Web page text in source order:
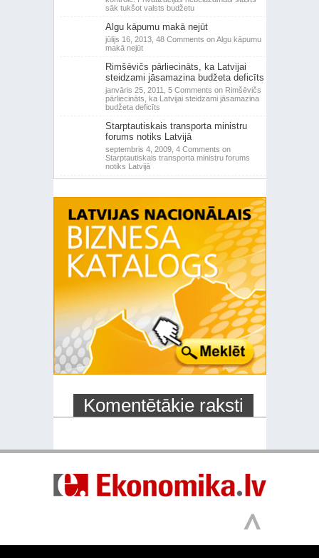
sāk tukšot valsts budžetu
Algu kāpumu makā nejūt
jūlijs 16, 2013, 48 Comments on Algu kāpumu
makā nejūt
Rimšēvičs pārliecināts, ka Latvijai
steidzami jāsamazina budžeta deficīts
janvāris 25, 2011, 5 Comments on Rimšēvičs
pārliecināts, ka Latvijai steidzami jāsamazina
budžeta deficīts
Starptautiskais transporta ministru
forums notiks Latvijā
septembris 4, 2009, 4 Comments on
Starptautiskais transporta ministru forums
notiks Latvijā
Komentētākie raksti